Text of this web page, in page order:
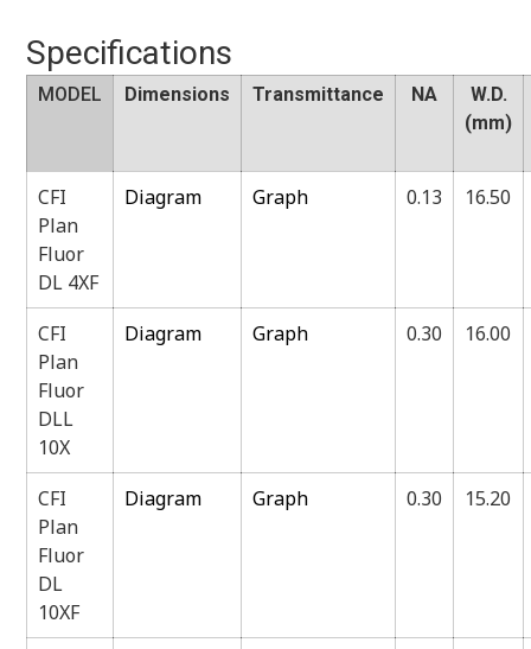
Specifications
MODEL Dimensions Transmittance NA
W.D.
(mm)
CFI
Plan
Fluor
DL 4XF
Diagram Graph 0.13 16.50
CFI
Plan
Fluor
DLL
10X
Diagram Graph 0.30 16.00
CFI
Plan
Fluor
DL
10XF
Diagram Graph 0.30 15.20